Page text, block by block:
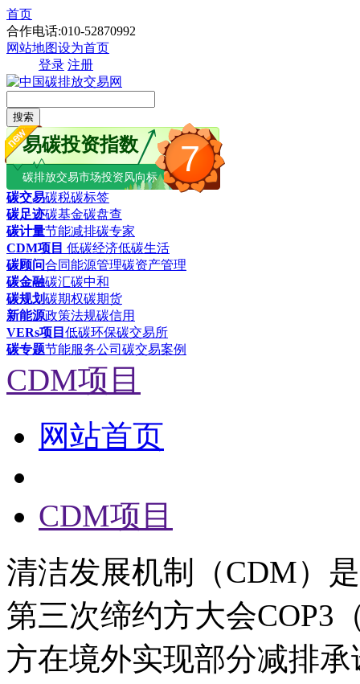
首页
合作电话:010-52870992
网站地图设为首页
登录 注册
搜索
7
易碳投资指数
碳排放交易市场投资风向标
碳交易碳税碳标签
碳足迹碳基金碳盘查
碳计量节能减排碳专家
CDM项目 低碳经济低碳生活
碳顾问合同能源管理碳资产管理
碳金融碳汇碳中和
碳规划碳期权碳期货
新能源政策法规碳信用
VERs项目 低碳环保碳交易所
碳专题节能服务公司 碳交易案例
CDM项目
网站首页
CDM项目
清洁发展机制（CDM）
第三次缔约方大会COP3
方在境外实现部分减排